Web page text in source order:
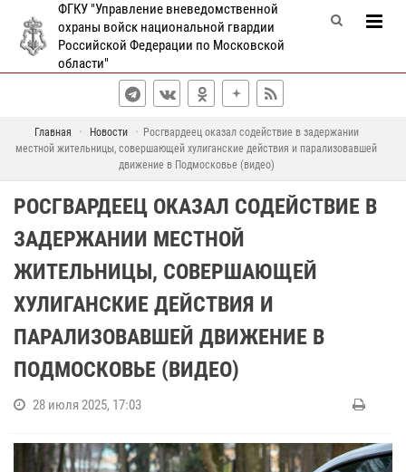
ФГКУ "Управление вневедомственной
охраны войск национальной гвардии
Российской Федерации по Московской
области"
Главная Новости
Росгвардеец оказал содействие в задержании
местной жительницы, совершающей хулиганские действия и парализовавшей
движение в Подмосковье (видео)
РОСГВАРДЕЕЦ ОКАЗАЛ СОДЕЙСТВИЕ В
ЗАДЕРЖАНИИ МЕСТНОЙ
ЖИТЕЛЬНИЦЫ, СОВЕРШАЮЩЕЙ
ХУЛИГАНСКИЕ ДЕЙСТВИЯ И
ПАРАЛИЗОВАВШЕЙ ДВИЖЕНИЕ В
ПОДМОСКОВЬЕ (ВИДЕО)
28 июля 2025, 17:03